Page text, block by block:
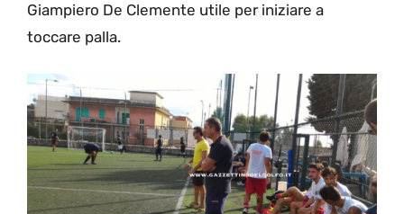
Giampiero De Clemente utile per iniziare a
toccare palla.